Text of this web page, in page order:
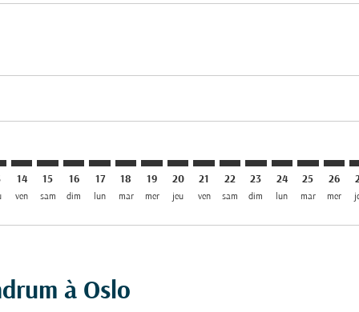
14
ven
15
sam
16
dim
17
lun
18
mar
TRV–OSL: cmp-view-offers-
19
mer
TRV–OSL: cmp-view-offers-
20
jeu
TRV–OSL: cmp-view-
21
ven
TRV–OSL: cmp-view-
22
sam
TRV–OSL: cmp-
23
dim
TRV–OSL:
24
lun
25
mar
26
mer
à Oslo